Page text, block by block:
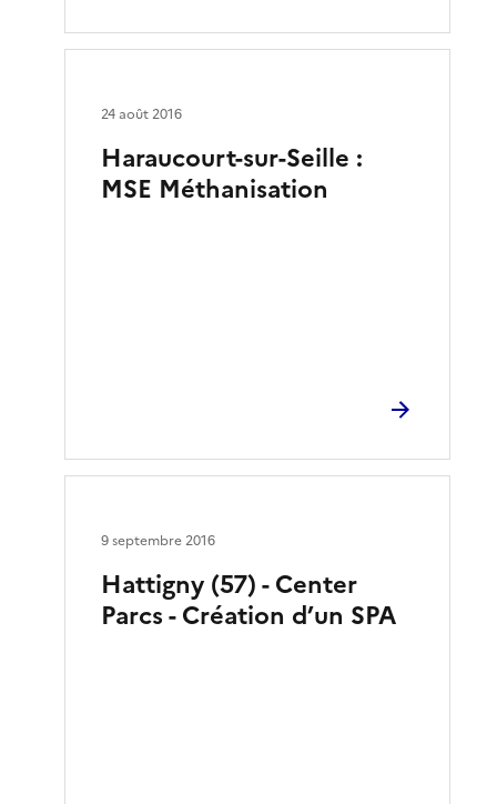
Haraucourt-sur-Seille :
MSE Méthanisation
24 août 2016
Hattigny (57) - Center
Parcs - Création d’un SPA
9 septembre 2016